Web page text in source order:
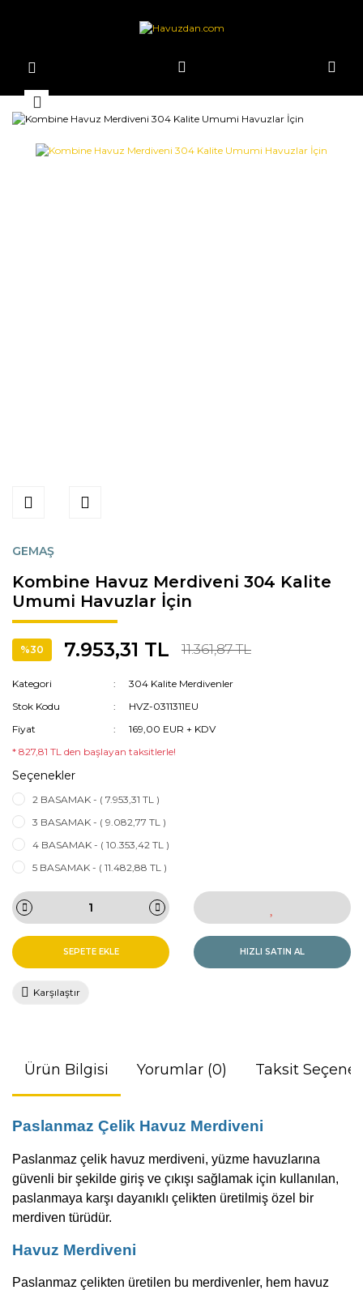
GEMAŞ
Kombine Havuz Merdiveni 304 Kalite
Umumi Havuzlar İçin
%30 7.953,31 TL 11.361,87 TL
Kategori
304 Kalite Merdivenler
Stok Kodu
HVZ-0311311EU
Fiyat
169,00 EUR + KDV
* 827,81 TL den başlayan taksitlerle!
Seçenekler
2 BASAMAK - ( 7.953,31 TL )
3 BASAMAK - ( 9.082,77 TL )
4 BASAMAK - ( 10.353,42 TL )
5 BASAMAK - ( 11.482,88 TL )
SEPETE EKLE HIZLI SATIN AL
Karşılaştır
Ürün Bilgisi Yorumlar (0) Taksit
Paslanmaz Çelik Havuz Merdiveni
Paslanmaz çelik havuz merdiveni, yüzme havuzlarına
güvenli bir şekilde giriş ve çıkışı sağlamak için kullanılan,
paslanmaya karşı dayanıklı çelikten üretilmiş özel bir
merdiven türüdür.
Havuz Merdiveni
Paslanmaz çelikten üretilen bu merdivenler, hem havuz